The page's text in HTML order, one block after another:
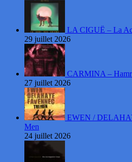
LA CIGUË – La
29 juillet 2026
CARMINA –
27 juillet 2026
EWEN /
Men
24 juillet 2026